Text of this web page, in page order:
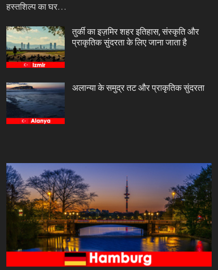
हस्तशिल्प का घर…
तुर्की का इज़मिर शहर इतिहास, संस्कृति और
प्राकृतिक सुंदरता के लिए जाना जाता है
अलान्या के समुद्र तट और प्राकृतिक सुंदरता